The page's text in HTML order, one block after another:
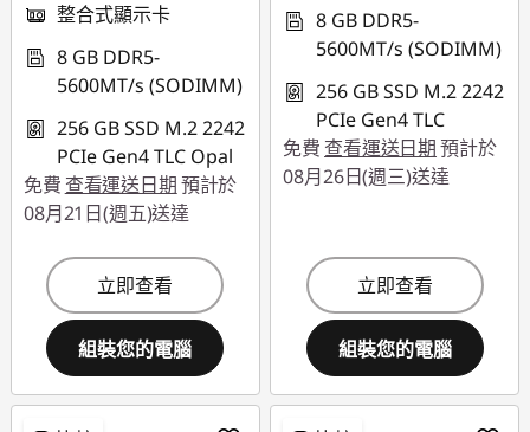
整合式顯示卡
8 GB DDR5-
5600MT/s (SODIMM)
256 GB SSD M.2 2242
PCIe Gen4 TLC Opal
免費 查看運送日期預計於
08月21日(週五)送達
立即查看
組裝您的電腦
8 GB DDR5-
5600MT/s (SODIMM)
256 GB SSD M.2 2242
PCIe Gen4 TLC
免費 查看運送日期預計於
08月26日(週三)送達
立即查看
組裝您的電腦